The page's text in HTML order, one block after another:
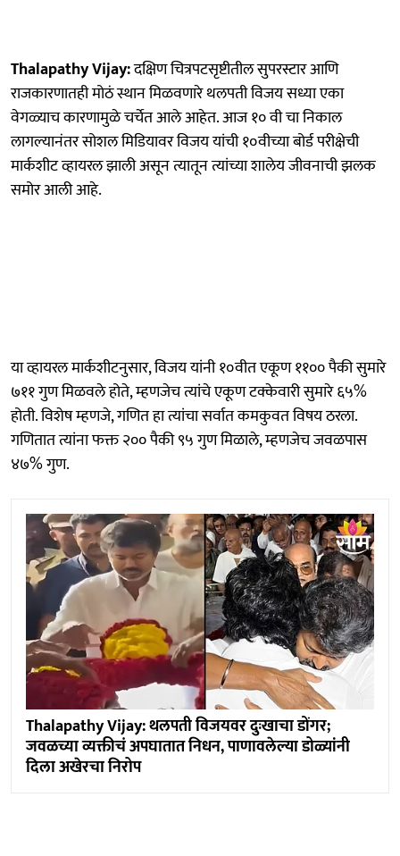
Thalapathy Vijay:दक्षिण चित्रपटसृष्टीतील सुपरस्टार आणि
राजकारणातही मोठं स्थान मिळवणारे थलपती विजय सध्या एका
वेगळ्याच कारणामुळे चर्चेत आले आहेत. आज १० वी चा निकाल
लागल्यानंतर सोशल मिडियावर विजय यांची १०वीच्या बोर्ड परीक्षेची
मार्कशीट व्हायरल झाली असून त्यातून त्यांच्या शालेय जीवनाची झलक
समोर आली आहे.
या व्हायरल मार्कशीटनुसार, विजय यांनी १०वीत एकूण ११०० पैकी सुमारे
७११ गुण मिळवले होते, म्हणजेच त्यांचे एकूण टक्केवारी सुमारे ६५%
होती. विशेष म्हणजे, गणित हा त्यांचा सर्वात कमकुवत विषय ठरला.
गणितात त्यांना फक्त २०० पैकी ९५ गुण मिळाले, म्हणजेच जवळपास
४७% गुण.
Thalapathy Vijay: थलपती विजयवर दुःखाचा डोंगर;
जवळच्या व्यक्तीचं अपघातात निधन, पाणावलेल्या डोळ्यांनी
दिला अखेरचा निरोप